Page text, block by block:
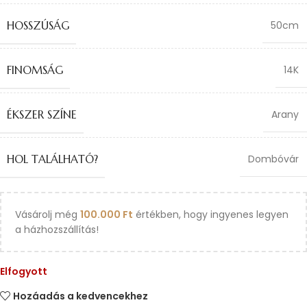
HOSSZÚSÁG 50cm
FINOMSÁG 14K
ÉKSZER SZÍNE Arany
HOL TALÁLHATÓ? Dombóvár
Vásárolj még 100.000 Ft értékben, hogy ingyenes legyen
a házhozszállítás!
Elfogyott
Hozáadás a kedvencekhez